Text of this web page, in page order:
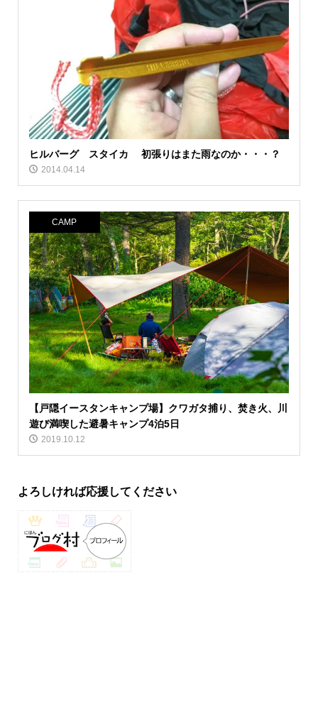
ヒルバーグ スタイカ 初張りはまた雨なのか・・・？
2014.04.14
CAMP
【戸隠イースタンキャンプ場】クワガタ捕り、焚き火、川
遊び満喫した避暑キャンプ4泊5日
2019.10.12
よろしければ応援してください